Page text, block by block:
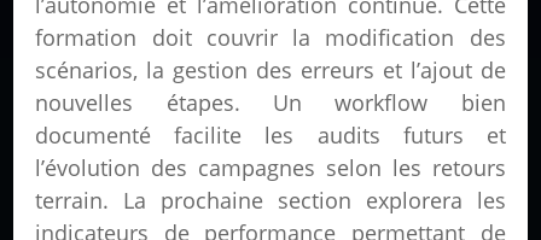
formation doit couvrir la modification des
scénarios, la gestion des erreurs et l’ajout de
nouvelles étapes. Un workflow bien
documenté facilite les audits futurs et
l’évolution des campagnes selon les retours
terrain. La prochaine section explorera les
indicateurs de performance permettant de